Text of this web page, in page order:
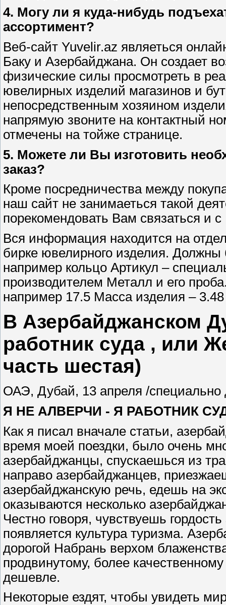
4. Могу ли я куда-нибудь
ассортимент?
Веб-сайт Yuvelir.az являеться
Баку и Азербайджана. Он создает
физические силы просмотреть в
ювелирных изделий магазинов и
непосредственным хозяином
напрямую звоните на контактный
отмечены на тойже странице.
5. Можете ли Вы изготовить
заказ?
Кроме посредничества между
наш сайт не занимаеться такой
порекомендовать Вам связаться
Вся информация находится на
бирке ювелирного изделия.
например кольцо Артикул –
производителем Металл и его
например 17.5 Масса изделия –
В Азербайджанском
работник суда , или
часть шестая)
ОАЭ, Дубай, 13 апреля /специально
Я НЕ АЛВЕРЧИ - Я РАБОТНИК
Как я писал вначале статьи,
время моей поездки, было очень
азербайджанцы, спускаешься из
направо азербайджанцев,
азербайджанскую речь, едешь на
оказываются несколько
Честно говоря, чувствуешь
появляется культура туризма.
дорогой Набрань верхом
продвинутому, более
дешевле.
Некоторые ездят, чтобы увидеть